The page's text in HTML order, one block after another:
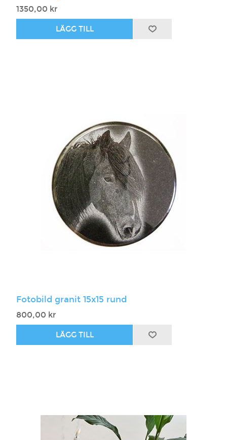
1350,00 kr
Fotobild granit 15x15 rund
800,00 kr